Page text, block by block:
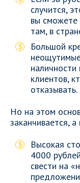
случится,
вы сможете
там, в
Большой
клиентов,
отказывать.
Но на этом
заканчивается,
Высокая
4000
свести на